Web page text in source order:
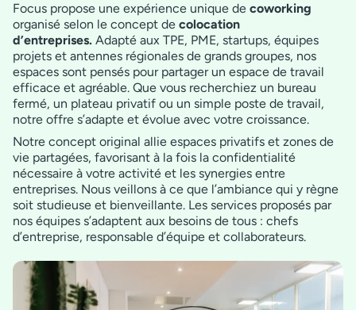
Focus propose une expérience unique de coworking
organisé selon le concept de colocation
d’entreprises. Adapté aux TPE, PME, startups, équipes
projets et antennes régionales de grands groupes, nos
espaces sont pensés pour partager un espace de travail
efficace et agréable. Que vous recherchiez un bureau
fermé, un plateau privatif ou un simple poste de travail,
notre offre s’adapte et évolue avec votre croissance.
Notre concept original allie espaces privatifs et zones de
vie partagées, favorisant à la fois la confidentialité
nécessaire à votre activité et les synergies entre
entreprises. Nous veillons à ce que l’ambiance qui y règne
soit studieuse et bienveillante. Les services proposés par
nos équipes s’adaptent aux besoins de tous : chefs
d’entreprise, responsable d’équipe et collaborateurs.